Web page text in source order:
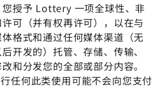
授予 Lottery 一项全球性、非
可（并有权再许可），以在与
格式和通过任何媒体渠道（无
开发的）托管、存储、传输、
和分发您的全部或部分内容。
任何此类使用可能不会向您支付